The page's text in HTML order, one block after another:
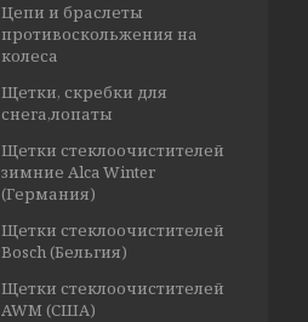
Цепи и браслеты
противоскольжения на
колеса
Щетки, скребки для
снега,лопаты
Щетки стеклоочистителей
зимние Alca Winter
(Германия)
Щетки стеклоочистителей
Bosch (Бельгия)
Щетки стеклоочистителей
AWM (США)